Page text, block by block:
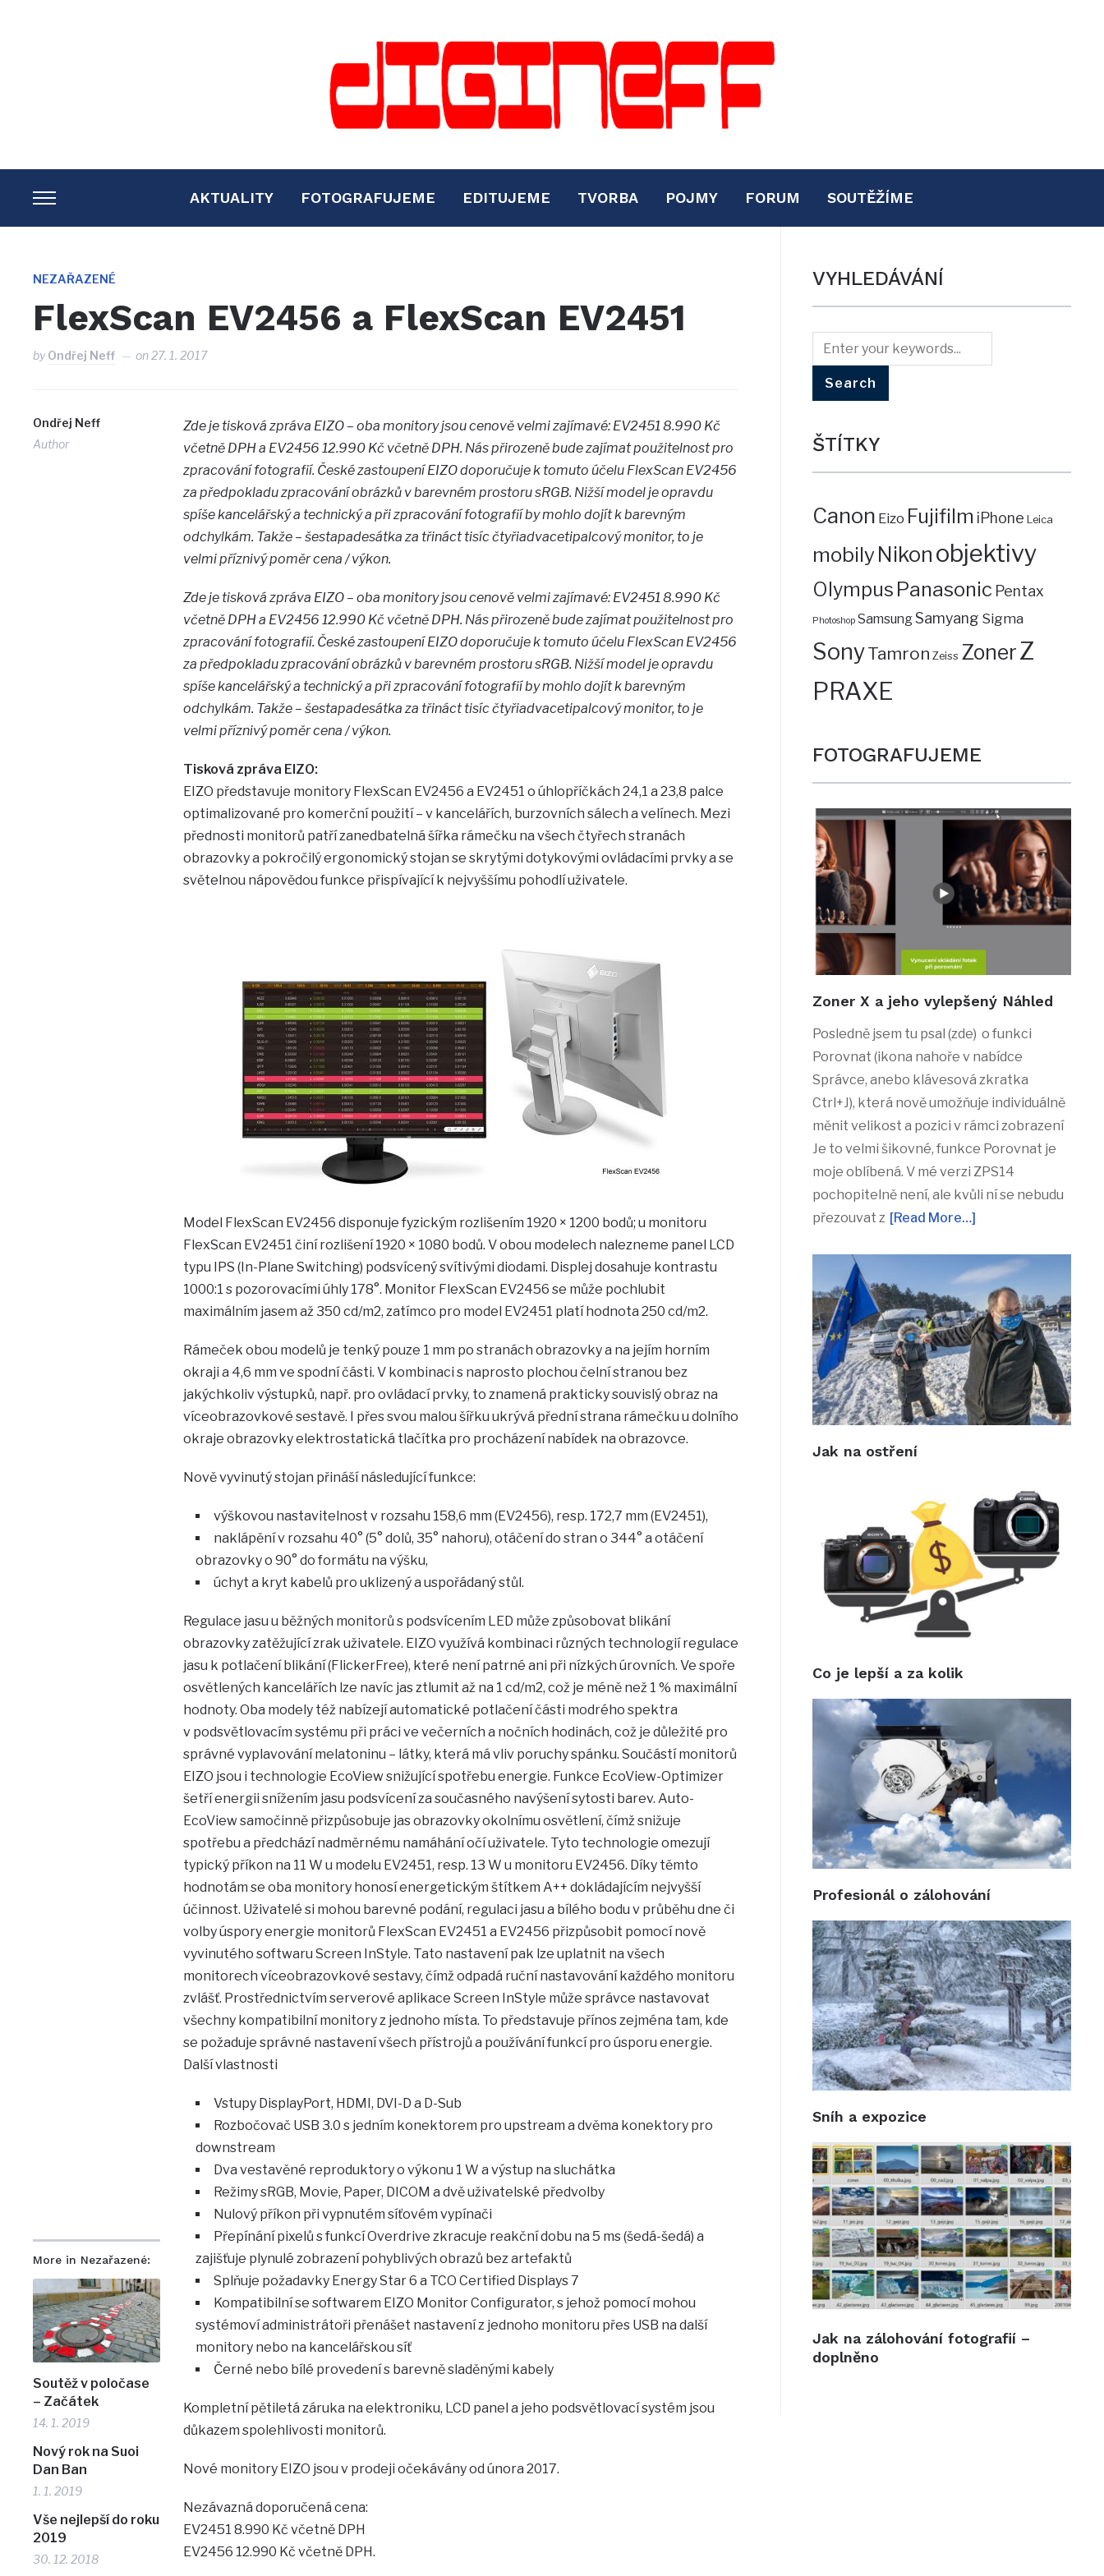
TOGGLE
SIDEBAR
NAVIGATION
AKTUALITY FOTOGRAFUJEME EDITUJEME TVORBA POJMY FORUM SOUTĚŽÍME
NEZAŘAZENÉ
FlexScan EV2456 a FlexScan EV2451
byOndřej Neff on27. 1. 2017
Ondřej Neff
Author
More in Nezařazené:
Soutěž v poločase
– Začátek
14. 1. 2019
Nový rok na Suoi
Dan Ban
1. 1. 2019
Vše nejlepší do roku
2019
30. 12. 2018
Zde je tisková zpráva EIZO – oba monitory jsou cenově velmi zajímavé: EV2451 8.990 Kč
včetně DPH a EV2456 12.990 Kč včetně DPH. Nás přirozeně bude zajímat použitelnost pro
zpracování fotografií. České zastoupení EIZO doporučuje k tomuto účelu FlexScan EV2456
za předpokladu zpracování obrázků v barevném prostoru sRGB. Nižší model je opravdu
spíše kancelářský a technický a při zpracování fotografií by mohlo dojít k barevným
odchylkám. Takže – šestapadesátka za třináct tisíc čtyřiadvacetipalcový monitor, to je
velmi příznivý poměr cena / výkon.
Zde je tisková zpráva EIZO – oba monitory jsou cenově velmi zajímavé: EV2451 8.990 Kč
včetně DPH a EV2456 12.990 Kč včetně DPH. Nás přirozeně bude zajímat použitelnost pro
zpracování fotografií. České zastoupení EIZO doporučuje k tomuto účelu FlexScan EV2456
za předpokladu zpracování obrázků v barevném prostoru sRGB. Nižší model je opravdu
spíše kancelářský a technický a při zpracování fotografií by mohlo dojít k barevným
odchylkám. Takže – šestapadesátka za třináct tisíc čtyřiadvacetipalcový monitor, to je
velmi příznivý poměr cena / výkon.
Tisková zpráva EIZO:
EIZO představuje monitory FlexScan EV2456 a EV2451 o úhlopříčkách 24,1 a 23,8 palce
optimalizované pro komerční použití – v kancelářích, burzovních sálech a velínech. Mezi
přednosti monitorů patří zanedbatelná šířka rámečku na všech čtyřech stranách
obrazovky a pokročilý ergonomický stojan se skrytými dotykovými ovládacími prvky a se
světelnou nápovědou funkce přispívající k nejvyššímu pohodlí uživatele.
Model FlexScan EV2456 disponuje fyzickým rozlišením 1920 × 1200 bodů; u monitoru
FlexScan EV2451 činí rozlišení 1920 × 1080 bodů. V obou modelech nalezneme panel LCD
typu IPS (In-Plane Switching) podsvícený svítivými diodami. Displej dosahuje kontrastu
1000:1 s pozorovacími úhly 178°. Monitor FlexScan EV2456 se může pochlubit
maximálním jasem až 350 cd/m2, zatímco pro model EV2451 platí hodnota 250 cd/m2.
Rámeček obou modelů je tenký pouze 1 mm po stranách obrazovky a na jejím horním
okraji a 4,6 mm ve spodní části. V kombinaci s naprosto plochou čelní stranou bez
jakýchkoliv výstupků, např. pro ovládací prvky, to znamená prakticky souvislý obraz na
víceobrazovkové sestavě. I přes svou malou šířku ukrývá přední strana rámečku u dolního
okraje obrazovky elektrostatická tlačítka pro procházení nabídek na obrazovce.
Nově vyvinutý stojan přináší následující funkce:
výškovou nastavitelnost v rozsahu 158,6 mm (EV2456), resp. 172,7 mm (EV2451),
naklápění v rozsahu 40° (5° dolů, 35° nahoru), otáčení do stran o 344° a otáčení
obrazovky o 90° do formátu na výšku,
úchyt a kryt kabelů pro uklizený a uspořádaný stůl.
Regulace jasu u běžných monitorů s podsvícením LED může způsobovat blikání
obrazovky zatěžující zrak uživatele. EIZO využívá kombinaci různých technologií regulace
jasu k potlačení blikání (FlickerFree), které není patrné ani při nízkých úrovních. Ve spoře
osvětlených kancelářích lze navíc jas ztlumit až na 1 cd/m2, což je méně než 1 % maximální
hodnoty. Oba modely též nabízejí automatické potlačení části modrého spektra
v podsvětlovacím systému při práci ve večerních a nočních hodinách, což je důležité pro
správné vyplavování melatoninu – látky, která má vliv poruchy spánku. Součástí monitorů
EIZO jsou i technologie EcoView snižující spotřebu energie. Funkce EcoView-Optimizer
šetří energii snížením jasu podsvícení za současného navýšení sytosti barev. Auto-
EcoView samočinně přizpůsobuje jas obrazovky okolnímu osvětlení, čímž snižuje
spotřebu a předchází nadměrnému namáhání očí uživatele. Tyto technologie omezují
typický příkon na 11 W u modelu EV2451, resp. 13 W u monitoru EV2456. Díky těmto
hodnotám se oba monitory honosí energetickým štítkem A++ dokládajícím nejvyšší
účinnost. Uživatelé si mohou barevné podání, regulaci jasu a bílého bodu v průběhu dne či
volby úspory energie monitorů FlexScan EV2451 a EV2456 přizpůsobit pomocí nově
vyvinutého softwaru Screen InStyle. Tato nastavení pak lze uplatnit na všech
monitorech víceobrazovkové sestavy, čímž odpadá ruční nastavování každého monitoru
zvlášť. Prostřednictvím serverové aplikace Screen InStyle může správce nastavovat
všechny kompatibilní monitory z jednoho místa. To představuje přínos zejména tam, kde
se požaduje správné nastavení všech přístrojů a používání funkcí pro úsporu energie.
Další vlastnosti
Vstupy DisplayPort, HDMI, DVI-D a D-Sub
Rozbočovač USB 3.0 s jedním konektorem pro upstream a dvěma konektory pro
downstream
Dva vestavěné reproduktory o výkonu 1 W a výstup na sluchátka
Režimy sRGB, Movie, Paper, DICOM a dvě uživatelské předvolby
Nulový příkon při vypnutém síťovém vypínači
Přepínání pixelů s funkcí Overdrive zkracuje reakční dobu na 5 ms (šedá-šedá) a
zajišťuje plynulé zobrazení pohyblivých obrazů bez artefaktů
Splňuje požadavky Energy Star 6 a TCO Certified Displays 7
Kompatibilní se softwarem EIZO Monitor Configurator, s jehož pomocí mohou
systémoví administrátoři přenášet nastavení z jednoho monitoru přes USB na další
monitory nebo na kancelářskou síť
Černé nebo bílé provedení s barevně sladěnými kabely
Kompletní pětiletá záruka na elektroniku, LCD panel a jeho podsvětlovací systém jsou
důkazem spolehlivosti monitorů.
Nové monitory EIZO jsou v prodeji očekávány od února 2017.
Nezávazná doporučená cena:
EV2451 8.990 Kč včetně DPH
EV2456 12.990 Kč včetně DPH.
VYHLEDÁVÁNÍ
ŠTÍTKY
Canon Eizo Fujifilm iPhone Leica
mobilyNikon objektivy
Olympus Panasonic Pentax
Photoshop SamsungSamyang Sigma
SonyTamron Zeiss ZonerZ
PRAXE
FOTOGRAFUJEME
Zoner X a jeho vylepšený Náhled
Posledně jsem tu psal (zde) o funkci
Porovnat (ikona nahoře v nabídce
Správce, anebo klávesová zkratka
Ctrl+J), která nově umožňuje individuálně
měnit velikost a pozici v rámci zobrazení
Je to velmi šikovné, funkce Porovnat je
moje oblíbená. V mé verzi ZPS14
pochopitelně není, ale kvůli ní se nebudu
přezouvat z [Read More…]
Jak na ostření
Co je lepší a za kolik
Profesionál o zálohování
Sníh a expozice
Jak na zálohování fotografií –
doplněno